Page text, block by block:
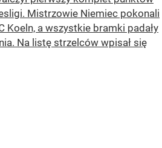
Mistrzowie Niemiec pokonali
Koeln, a wszystkie bramki padały
Na listę strzelców wpisał się